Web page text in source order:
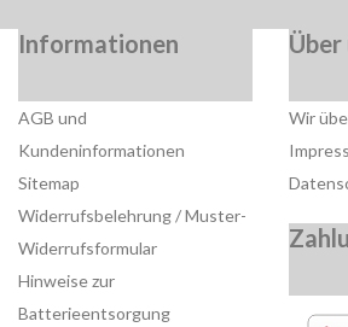
Informationen
AGB und
Kundeninformationen
Sitemap
Widerrufsbelehrung / Muster-
Widerrufsformular
Hinweise zur
Batterieentsorgung
Über
Wir